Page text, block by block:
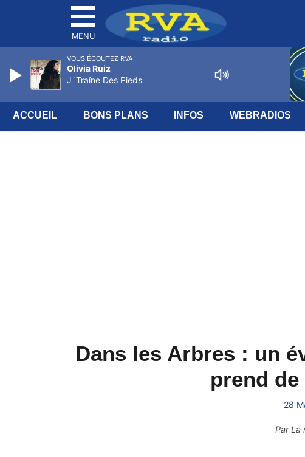
MENU
ACCUEIL BONS PLANS INFOS WEBRADIOS
Dans les Arbres : un
prend
28
ParLa
VOUS ÉCOUTEZ RVA
Olivia Ruiz
J´Traîne Des Pieds